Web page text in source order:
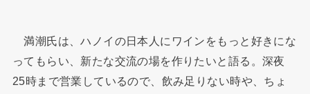
満潮氏は、ハノイの日本人にワインをもっと好きにな
ってもらい、新たな交流の場を作りたいと語る。深夜
25時まで営業しているので、飲み足りない時や、ちょ